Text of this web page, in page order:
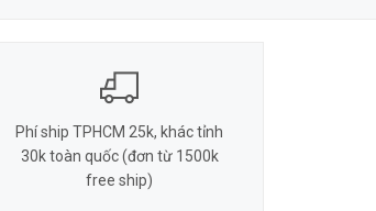
Phí ship TPHCM 25k, khác tỉnh
30k toàn quốc (đơn từ 1500k
free ship)